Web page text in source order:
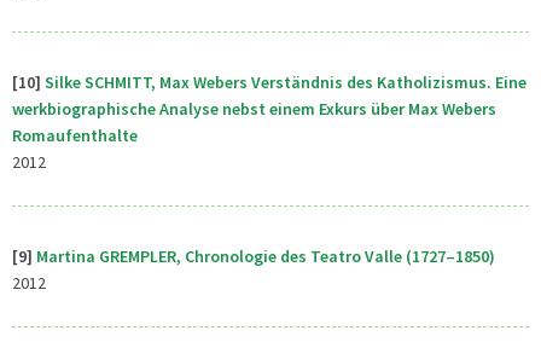
[10] Silke SCHMITT, Max Webers Verständnis des Katholizismus. Eine
werkbiographische Analyse nebst einem Exkurs über Max Webers
Romaufenthalte
2012
[9] Martina GREMPLER, Chronologie des Teatro Valle (1727–1850)
2012